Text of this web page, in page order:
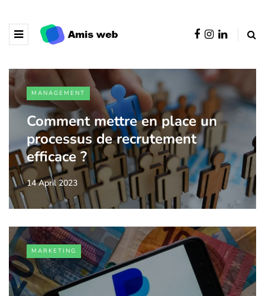
MANAGEMENT
Comment mettre en place un
processus de recrutement
efficace ?
14 April 2023
MARKETING